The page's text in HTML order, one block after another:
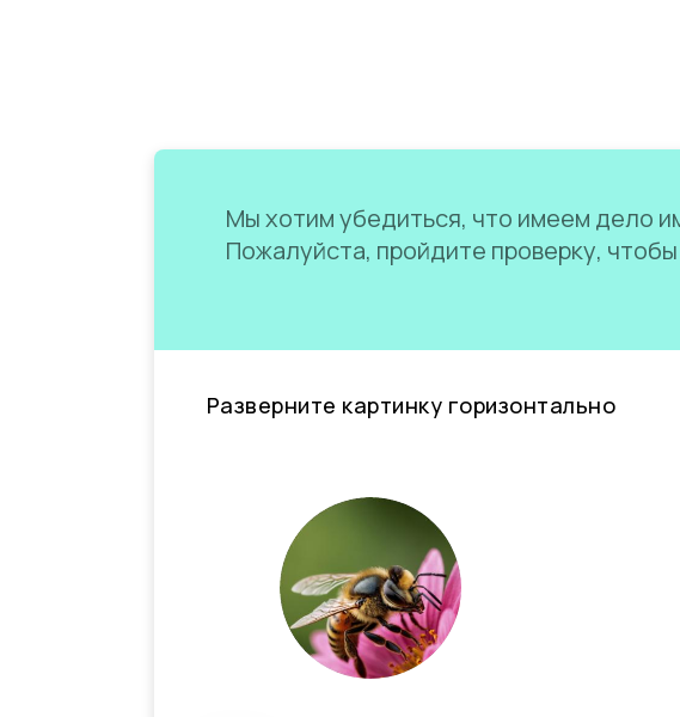
Мы хотим убедиться, что имеем дело
Пожалуйста, пройдите проверку,
Разверните картинку горизонтально